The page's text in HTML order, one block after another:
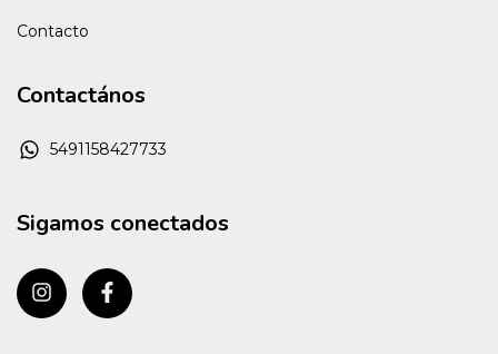
Contacto
Contactános
5491158427733
Sigamos conectados